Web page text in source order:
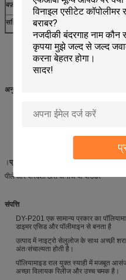
बर्फ़ीली बिंदु, (≤C º) 2
सहिष्णुता मूल्य, (जी ()
ध्यान दें:
चिपचिपाहट, ठंड बिंदु और रंग की
चिपचिपापन परीक्षण रोटेशन विधि पर
अनुप्रयोग:
ओवरप्रिनटिंग वार्निश में किया जाता है।
पीई सब्सट्रेट पर अच्छी चिपकने के कारण,
है, जैसे पीई पैकेजिंग फिल्म, पन्नी पन्नी के
।प्रकटन:
पीले और पारदर्शी ठोस अनाज या पाउडर
संपत्ति
DY-P201 एक सामान्य प्रकार का
डाइमर एसिड और पॉलीमाइन से बनता है
उत्पाद में नाइट्रो सेलुलोज के साथ अच्छी
अंतःसंचाल्यता होती है।
पॉलियामाइड राल युक्त स्याही में मजबूत
अच्छा विलायक रिलीज और उच्च चमक है।